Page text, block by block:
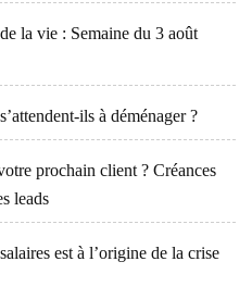
la vie : Semaine du 3 août
ils à déménager ?
prochain client ? Créances
leads
est à l’origine de la crise